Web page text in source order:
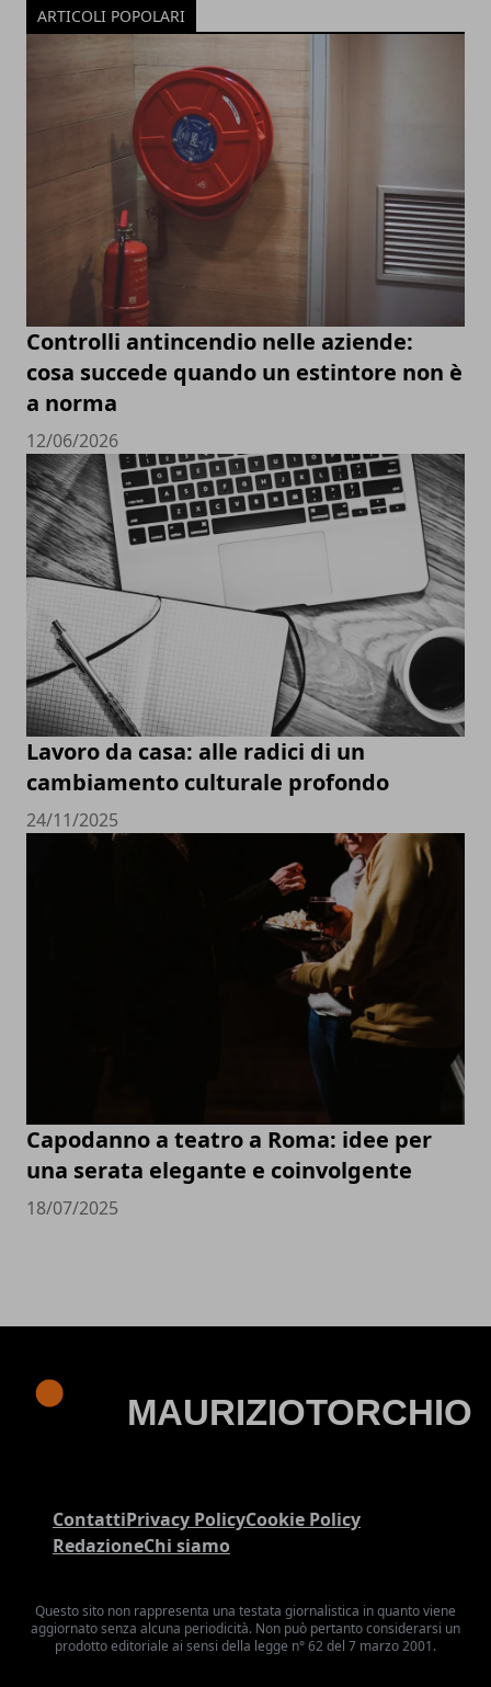
ARTICOLI POPOLARI
Controlli antincendio nelle aziende:
cosa succede quando un estintore non è
a norma
12/06/2026
Lavoro da casa: alle radici di un
cambiamento culturale profondo
24/11/2025
Capodanno a teatro a Roma: idee per
una serata elegante e coinvolgente
18/07/2025
ContattiPrivacy PolicyCookie Policy
RedazioneChi siamo
Questo sito non rappresenta una testata giornalistica in quanto viene
aggiornato senza alcuna periodicità. Non può pertanto considerarsi un
prodotto editoriale ai sensi della legge n° 62 del 7 marzo 2001.